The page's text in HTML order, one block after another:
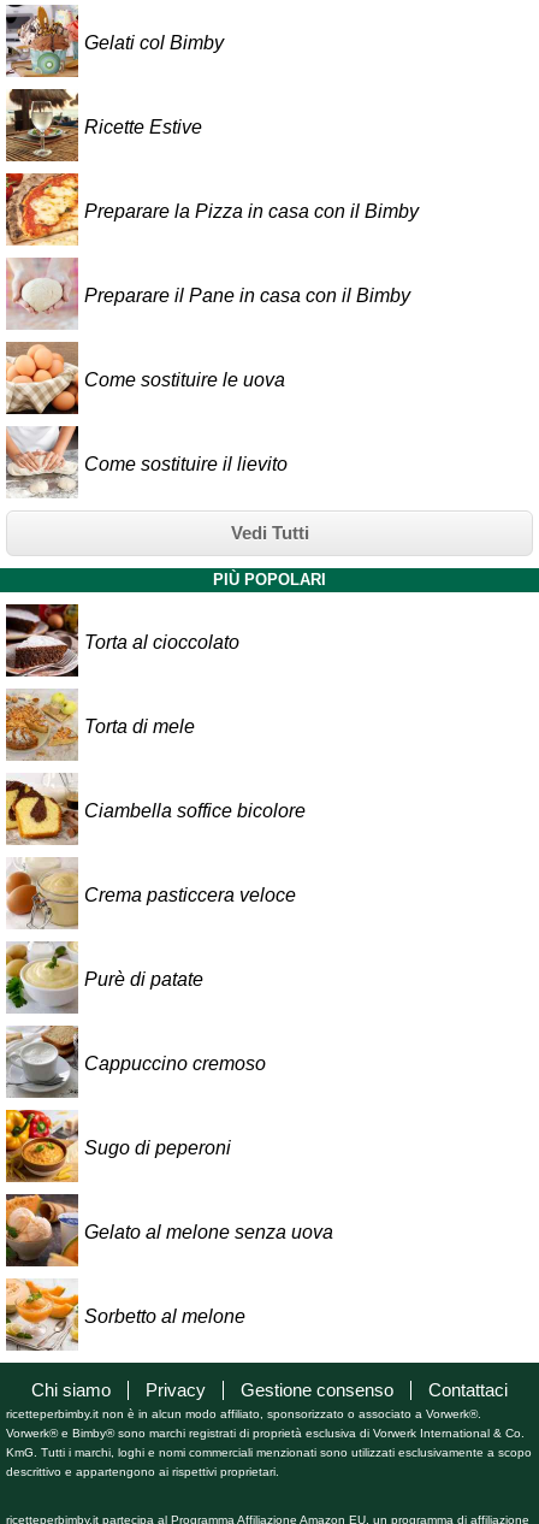
Gelati col Bimby
Ricette Estive
Preparare la Pizza in casa con il Bimby
Preparare il Pane in casa con il Bimby
Come sostituire le uova
Come sostituire il lievito
Vedi Tutti
PIÙ POPOLARI
Torta al cioccolato
Torta di mele
Ciambella soffice bicolore
Crema pasticcera veloce
Purè di patate
Cappuccino cremoso
Sugo di peperoni
Gelato al melone senza uova
Sorbetto al melone
Chi siamo Privacy Gestione consenso Contattaci
ricetteperbimby.it non è in alcun modo affiliato, sponsorizzato o associato a Vorwerk®.
Vorwerk® e Bimby® sono marchi registrati di proprietà esclusiva di Vorwerk International & Co.
KmG. Tutti i marchi, loghi e nomi commerciali menzionati sono utilizzati esclusivamente a scopo
descrittivo e appartengono ai rispettivi proprietari.
ricetteperbimby.it partecipa al Programma Affiliazione Amazon EU, un programma di affiliazione